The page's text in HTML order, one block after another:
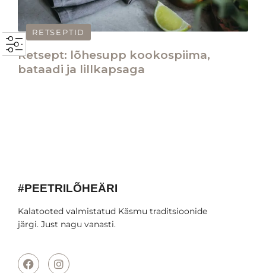
RETSEPTID
Retsept: lõhesupp kookospiima,
bataadi ja lillkapsaga
#PEETRILÕHEÄRI
Kalatooted valmistatud Käsmu traditsioonide
järgi. Just nagu vanasti.